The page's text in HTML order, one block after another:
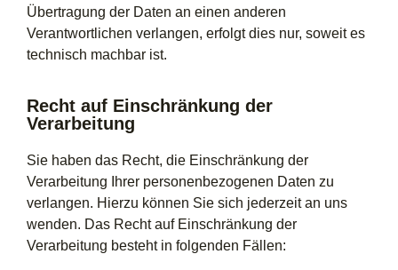
Übertragung der Daten an einen anderen
Verantwortlichen verlangen, erfolgt dies nur, soweit es
technisch machbar ist.
Recht auf Einschränkung der
Verarbeitung
Sie haben das Recht, die Einschränkung der
Verarbeitung Ihrer personenbezogenen Daten zu
verlangen. Hierzu können Sie sich jederzeit an uns
wenden. Das Recht auf Einschränkung der
Verarbeitung besteht in folgenden Fällen: